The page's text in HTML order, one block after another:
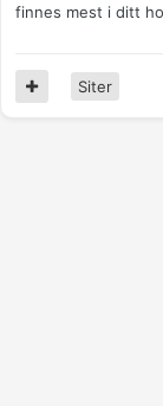
finnes mest i ditt
Siter